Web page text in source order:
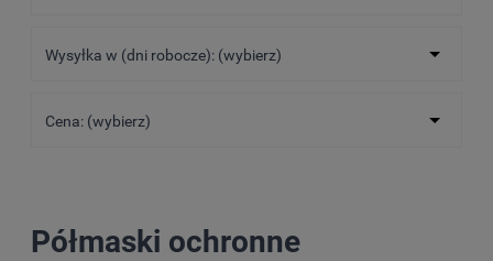
Wysyłka w (dni robocze): (wybierz)
Cena: (wybierz)
Półmaski ochronne